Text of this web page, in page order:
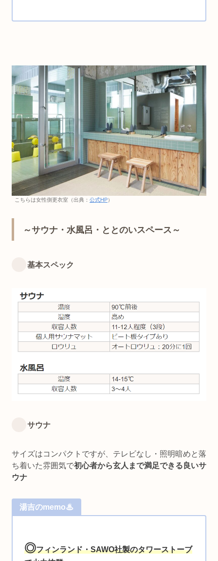
こちらは女性側更衣室（出典： 公式HP）
～サウナ・水風呂・ととのいスペース～
基本スペック
サウナ
サイズはコンパクトですが、テレビなし・照明暗めと落
ち着いた雰囲気で初心者から玄人まで満足できる良いサ
ウナ
湯吉のmemo♨
◎フィンランド・SAWO社製のタワーストーブ